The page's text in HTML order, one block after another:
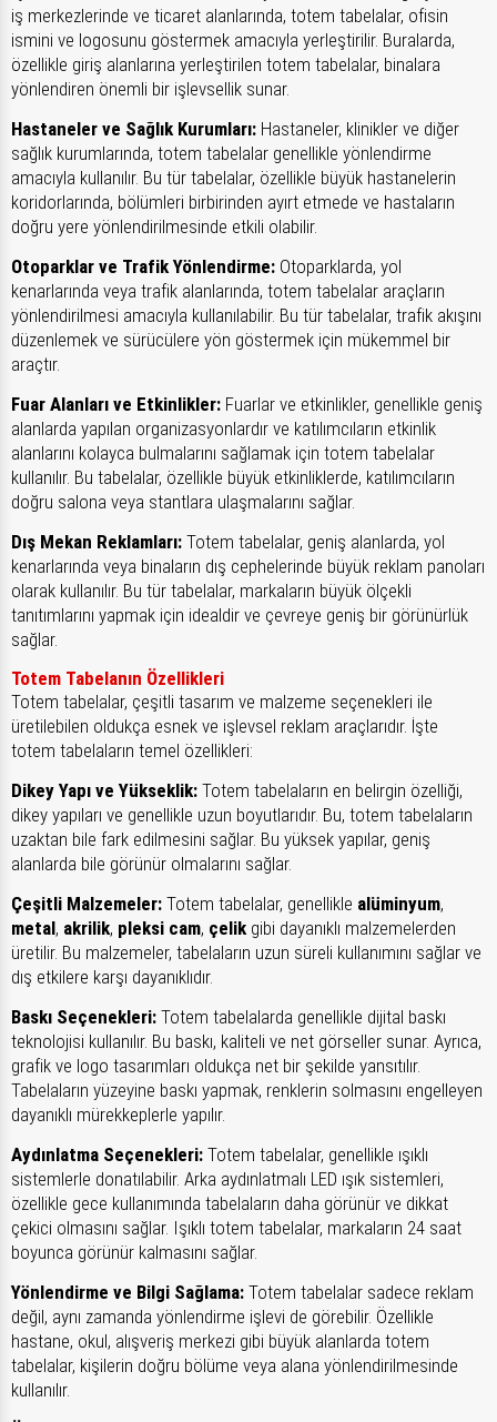
iş merkezlerinde ve ticaret alanlarında, totem tabelalar, ofisin
ismini ve logosunu göstermek amacıyla yerleştirilir. Buralarda,
özellikle giriş alanlarına yerleştirilen totem tabelalar, binalara
yönlendiren önemli bir işlevsellik sunar.
Hastaneler ve Sağlık Kurumları: Hastaneler, klinikler ve diğer
sağlık kurumlarında, totem tabelalar genellikle yönlendirme
amacıyla kullanılır. Bu tür tabelalar, özellikle büyük hastanelerin
koridorlarında, bölümleri birbirinden ayırt etmede ve hastaların
doğru yere yönlendirilmesinde etkili olabilir.
Otoparklar ve Trafik Yönlendirme: Otoparklarda, yol
kenarlarında veya trafik alanlarında, totem tabelalar araçların
yönlendirilmesi amacıyla kullanılabilir. Bu tür tabelalar, trafik akışını
düzenlemek ve sürücülere yön göstermek için mükemmel bir
araçtır.
Fuar Alanları ve Etkinlikler: Fuarlar ve etkinlikler, genellikle geniş
alanlarda yapılan organizasyonlardır ve katılımcıların etkinlik
alanlarını kolayca bulmalarını sağlamak için totem tabelalar
kullanılır. Bu tabelalar, özellikle büyük etkinliklerde, katılımcıların
doğru salona veya stantlara ulaşmalarını sağlar.
Dış Mekan Reklamları: Totem tabelalar, geniş alanlarda, yol
kenarlarında veya binaların dış cephelerinde büyük reklam panoları
olarak kullanılır. Bu tür tabelalar, markaların büyük ölçekli
tanıtımlarını yapmak için idealdir ve çevreye geniş bir görünürlük
sağlar.
Totem Tabelanın Özellikleri
Totem tabelalar, çeşitli tasarım ve malzeme seçenekleri ile
üretilebilen oldukça esnek ve işlevsel reklam araçlarıdır. İşte
totem tabelaların temel özellikleri:
Dikey Yapı ve Yükseklik: Totem tabelaların en belirgin özelliği,
dikey yapıları ve genellikle uzun boyutlarıdır. Bu, totem tabelaların
uzaktan bile fark edilmesini sağlar. Bu yüksek yapılar, geniş
alanlarda bile görünür olmalarını sağlar.
Çeşitli Malzemeler: Totem tabelalar, genellikle alüminyum,
metal, akrilik, pleksi cam, çelik gibi dayanıklı malzemelerden
üretilir. Bu malzemeler, tabelaların uzun süreli kullanımını sağlar ve
dış etkilere karşı dayanıklıdır.
Baskı Seçenekleri: Totem tabelalarda genellikle dijital baskı
teknolojisi kullanılır. Bu baskı, kaliteli ve net görseller sunar. Ayrıca,
grafik ve logo tasarımları oldukça net bir şekilde yansıtılır.
Tabelaların yüzeyine baskı yapmak, renklerin solmasını engelleyen
dayanıklı mürekkeplerle yapılır.
Aydınlatma Seçenekleri: Totem tabelalar, genellikle ışıklı
sistemlerle donatılabilir. Arka aydınlatmalı LED ışık sistemleri,
özellikle gece kullanımında tabelaların daha görünür ve dikkat
çekici olmasını sağlar. Işıklı totem tabelalar, markaların 24 saat
boyunca görünür kalmasını sağlar.
Yönlendirme ve Bilgi Sağlama: Totem tabelalar sadece reklam
değil, aynı zamanda yönlendirme işlevi de görebilir. Özellikle
hastane, okul, alışveriş merkezi gibi büyük alanlarda totem
tabelalar, kişilerin doğru bölüme veya alana yönlendirilmesinde
kullanılır.